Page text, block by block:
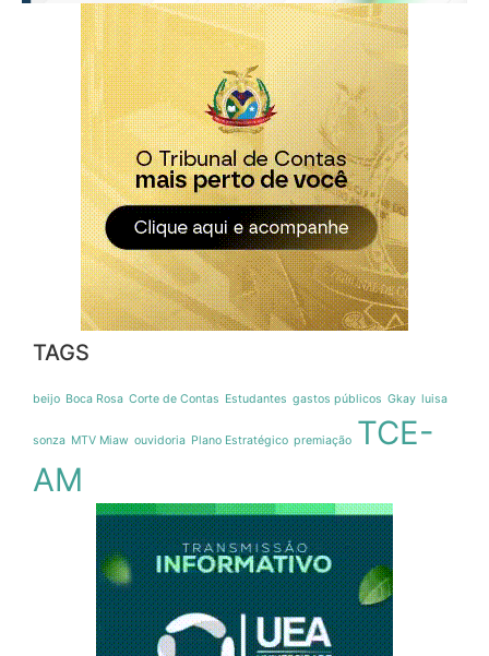
TAGS
beijo Boca Rosa Corte de Contas Estudantes gastos públicos Gkay luisa
sonza MTV Miaw ouvidoria Plano Estratégico premiação TCE-
AM